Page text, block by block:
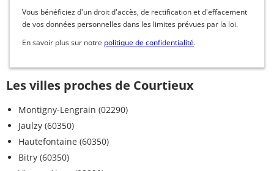
Vous bénéficiez d'un droit d'accès, de rectification et d'effacement
de vos données personnelles dans les limites prévues par la loi.
En savoir plus sur notre politique de confidentialité.
Les villes proches de Courtieux
Montigny-Lengrain (02290)
Jaulzy (60350)
Hautefontaine (60350)
Bitry (60350)